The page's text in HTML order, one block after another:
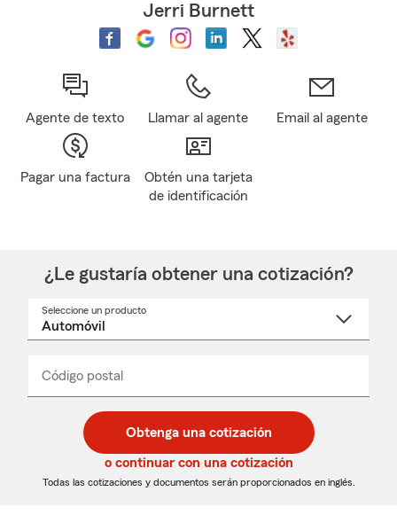
Jerri Burnett
Agente de texto Llamar al agente Email al agente
Pagar una factura
Obtén una tarjeta
de identificación
¿Le gustaría obtener una cotización?
Seleccione un producto
desplegable
Código postal
de
5
dígitos
de
5
dígitos
_____
Obtenga una cotización
o continuar con una cotización
Todas las cotizaciones y documentos serán proporcionados en inglés.